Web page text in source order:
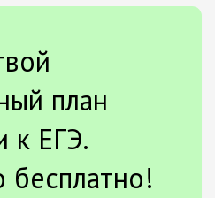
план
к ЕГЭ.